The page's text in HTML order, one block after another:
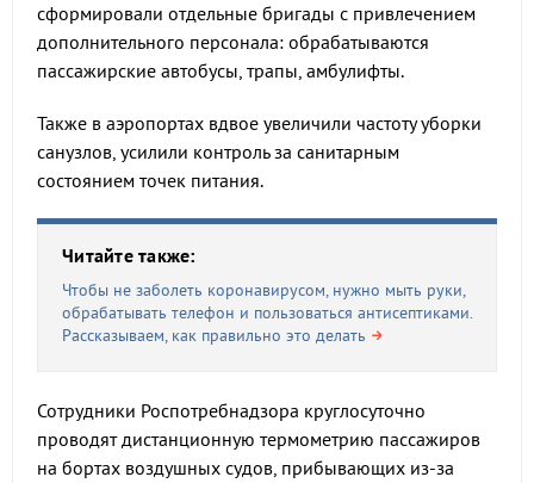
сформировали отдельные бригады с привлечением
дополнительного персонала: обрабатываются
пассажирские автобусы, трапы, амбулифты.
Также в аэропортах вдвое увеличили частоту уборки
санузлов, усилили контроль за санитарным
состоянием точек питания.
Читайте также:
Чтобы не заболеть коронавирусом, нужно мыть руки,
обрабатывать телефон и пользоваться антисептиками.
Рассказываем, как правильно это делать
Сотрудники Роспотребнадзора круглосуточно
проводят дистанционную термометрию пассажиров
на бортах воздушных судов, прибывающих из-за